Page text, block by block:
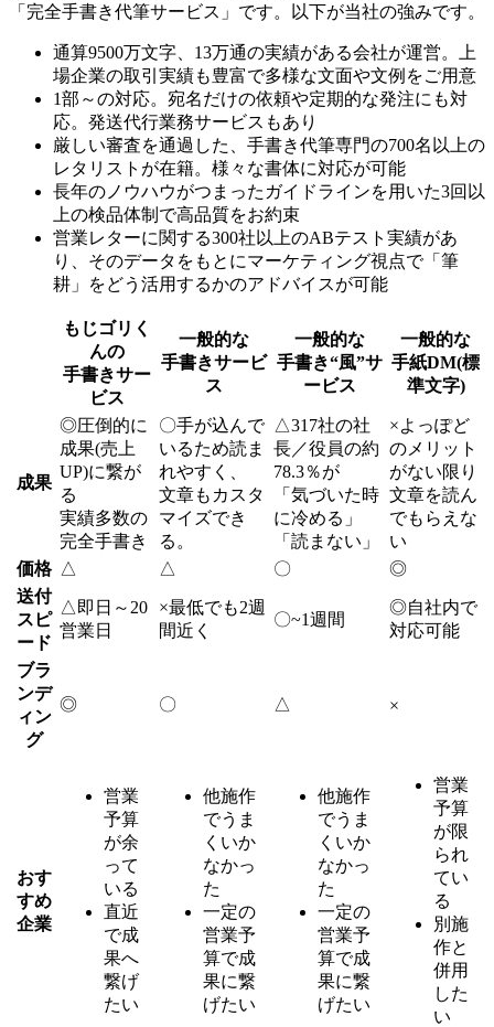
「完全手書き代筆サービス」です。以下が当社の強みです。
通算9500万文字、13万通の実績がある会社が運営。上
場企業の取引実績も豊富で多様な文面や文例をご用意
1部～の対応。宛名だけの依頼や定期的な発注にも対
応。発送代行業務サービスもあり
厳しい審査を通過した、手書き代筆専門の700名以上の
レタリストが在籍。様々な書体に対応が可能
長年のノウハウがつまったガイドラインを用いた3回以
上の検品体制で高品質をお約束
営業レターに関する300社以上のABテスト実績があ
り、そのデータをもとにマーケティング視点で「筆
耕」をどう活用するかのアドバイスが可能
もじゴリく
んの
手書きサー
ビス
一般的な
手書きサービ
ス
一般的な
手書き“風”サ
ービス
一般的な
手紙DM(標
準文字)
成果
◎圧倒的に
成果(売上
UP)に繋が
る
実績多数の
完全手書き
〇手が込んで
いるため読ま
れやすく、
文章もカスタ
マイズでき
る。
△317社の社
長／役員の約
78.3％が
「気づいた時
に冷める」
「読まない」
×よっぽど
のメリット
がない限り
文章を読ん
でもらえな
い
価格 △ △ 〇
◎
送付
スピ
ード
△ 即日～20
営業日
×最低でも2週
間近く
〇~1週間
◎自社内で
対応可能
ブラ
ンデ
ィン
グ
◎ 〇 △ ×
おす
すめ
企業
営業
予算
が余
って
いる
直近
で成
果へ
繋げ
たい
他施作
でうま
くいか
なかっ
た
一定の
営業予
算で成
果に繋
げたい
他施作
でうま
くいか
なかっ
た
一定の
営業予
算で成
果に繋
げたい
営業
予算
が限
られ
てい
る
別施
作と
併用
した
い